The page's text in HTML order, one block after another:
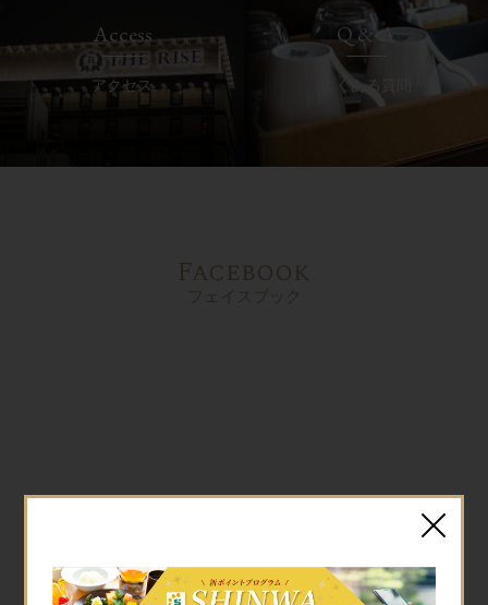
Access
アクセス
Q & A
よくある質問
Facebook
フェイスブック